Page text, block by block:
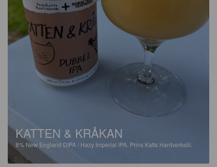
KATTEN & KRÅKAN
8% New England DIPA / Hazy Imperial IPA. Prins Katts Hantverksöl.